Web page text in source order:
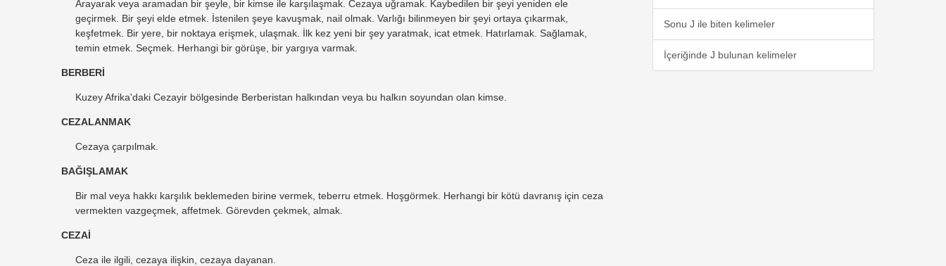
Arayarak veya aramadan bir şeyle, bir kimse ile karşılaşmak. Cezaya uğramak. Kaybedilen bir şeyi yeniden ele
geçirmek. Bir şeyi elde etmek. İstenilen şeye kavuşmak, nail olmak. Varlığı bilinmeyen bir şeyi ortaya çıkarmak,
keşfetmek. Bir yere, bir noktaya erişmek, ulaşmak. İlk kez yeni bir şey yaratmak, icat etmek. Hatırlamak. Sağlamak,
temin etmek. Seçmek. Herhangi bir görüşe, bir yargıya varmak.
BERBERİ
Kuzey Afrika'daki Cezayir bölgesinde Berberistan halkından veya bu halkın soyundan olan kimse.
CEZALANMAK
Cezaya çarpılmak.
BAĞIŞLAMAK
Bir mal veya hakkı karşılık beklemeden birine vermek, teberru etmek. Hoşgörmek. Herhangi bir kötü davranış için ceza
vermekten vazgeçmek, affetmek. Görevden çekmek, almak.
CEZAİ
Ceza ile ilgili, cezaya ilişkin, cezaya dayanan.
Sonu J ile biten kelimeler
İçeriğinde J bulunan kelimeler